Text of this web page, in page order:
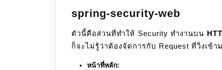
spring-security-web
ตัวนี้คือส่วนที่ทำให้ Security ทำงานบน
ก็จะไม่รู้ว่าต้องจัดการกับ Request ที่วิ่งเข้า
หน้าที่หลัก: